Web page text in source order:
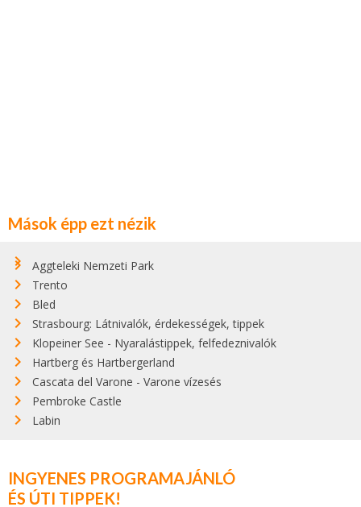
Mások épp ezt nézik
Aggteleki Nemzeti Park
Trento
Bled
Strasbourg: Látnivalók, érdekességek, tippek
Klopeiner See - Nyaralástippek, felfedeznivalók
Hartberg és Hartbergerland
Cascata del Varone - Varone vízesés
Pembroke Castle
Labin
INGYENES PROGRAMAJÁNLÓ
ÉS ÚTI TIPPEK!